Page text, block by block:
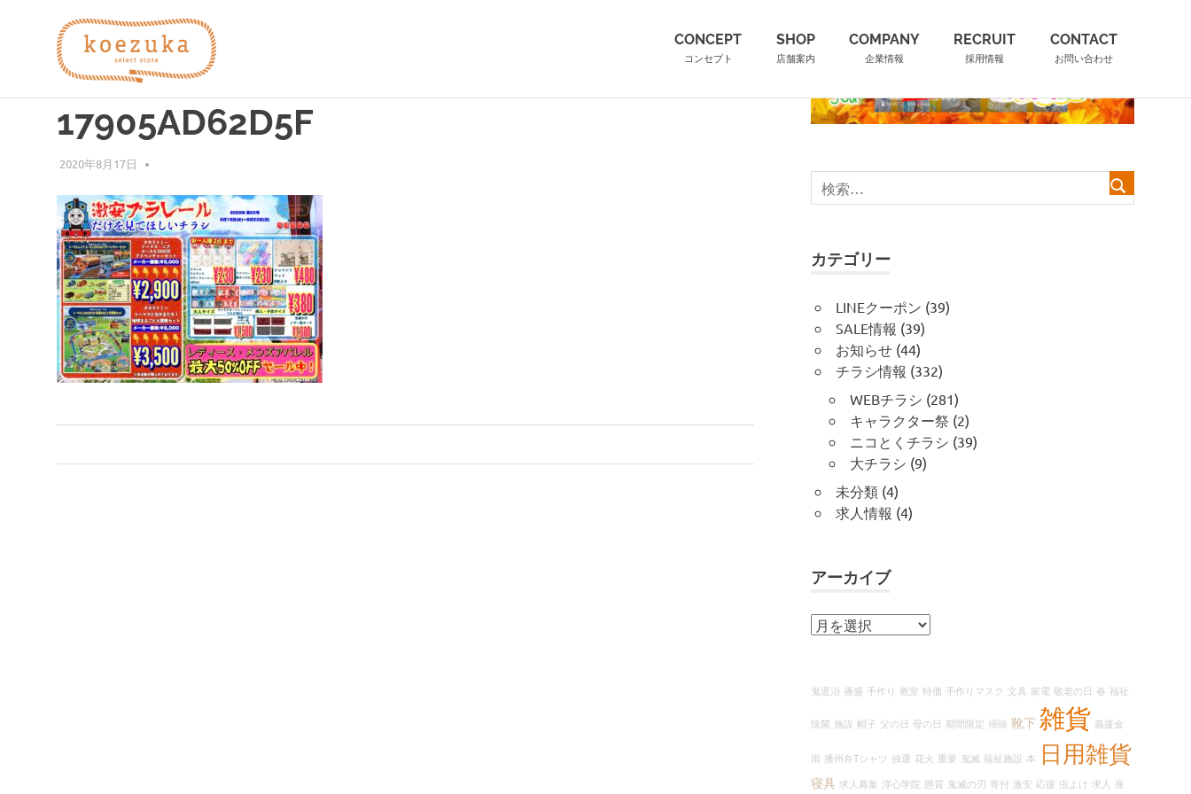
ツ
え
づ
か）
け
シ
ワ
セ。
CONCEPT
コンセプト
SHOP
店舗案内
COMPANY
企業情報
RECRUIT
採用情報
CONTACT
お問い合わせ
61A2FD59-D4EA-4904-8442-
17905AD62D5F
2020年8月17日
の
カテゴリー
LINEクーポン (39)
SALE情報 (39)
お知らせ (44)
チラシ情報 (332)
WEBチラシ (281)
キャラクター祭 (2)
ニコとくチラシ (39)
大チラシ (9)
未分類 (4)
求人情報 (4)
アーカイブ
ア
イ
鬼退治 播盛 手作り 教室 特価 手作りマスク 文具 家電 敬老の日 春 福祉
除菌 施設 帽子 父の日 母の日 期間限定 掃除 靴下 雑貨 義援金
雨 播州弁Tシャツ 抽選 花火 重要 鬼滅 福祉施設 本 日用雑貨
寝具 求人募集 淳心学院 懸賞 鬼滅の刃 寄付 激安 応援 虫よけ 求人 座